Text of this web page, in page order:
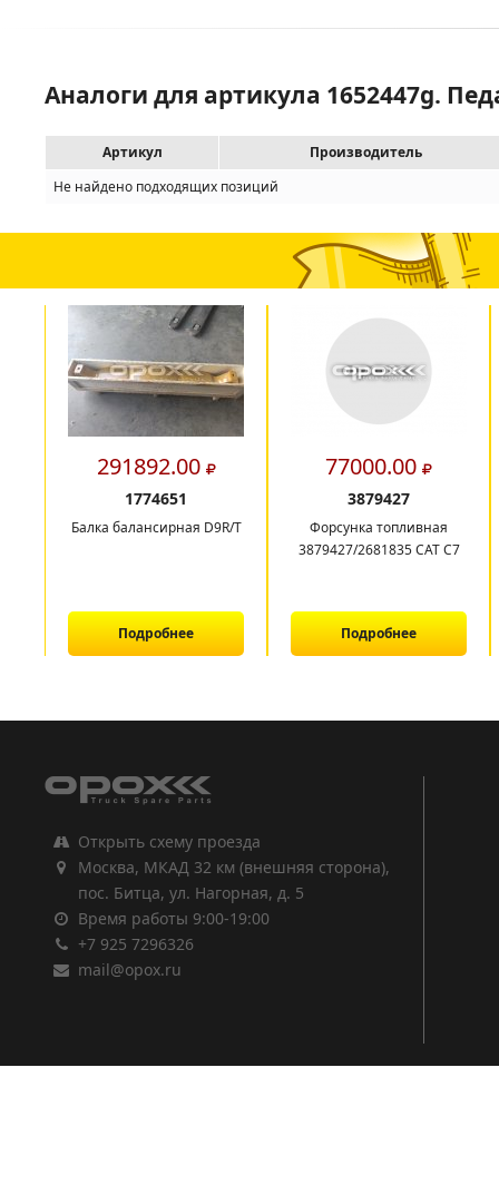
Аналоги для артикула 1652447g.
Артикул
Производитель
Не найдено подходящих позиций
291892.00
1774651
Балка балансирная D9R/T
Подробнее
77000.00
3879427
Форсунка топливная
3879427/2681835 CAT C7
Подробнее
Открыть схему проезда
Москва, МКАД 32 км (внешняя сторона),
пос. Битца, ул. Нагорная, д. 5
Время работы 9:00-19:00
+7 925 7296326
mail@opox.ru